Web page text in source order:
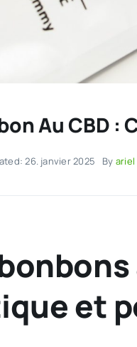
Au CBD :
26. janvier 2025 By ariel
et